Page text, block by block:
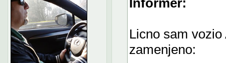
Licno sam
zamenjeno: